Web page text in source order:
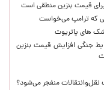
قیمت بنزین منطقی است
که ترامپ می‌خواست
های پاتریوت
جنگی افزایش قیمت بنزین
نقل‌وانتقالات منفجر می‌شود؟